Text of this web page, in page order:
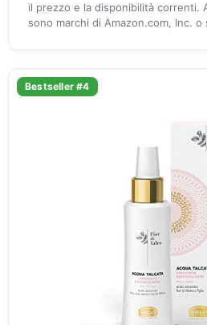
il prezzo e la disponibilità correnti.
sono marchi di Amazon.com, Inc. o
Bestseller #4